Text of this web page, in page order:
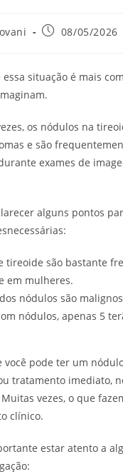
08/05/2026
essa situação é mais
os nódulos na
e são
exames de
alguns pontos
tireoide são bastante
em mulheres.
nódulos são
nódulos, apenas 5
você pode ter um
tratamento imediato,
vezes, o que
clínico.
estar atento a